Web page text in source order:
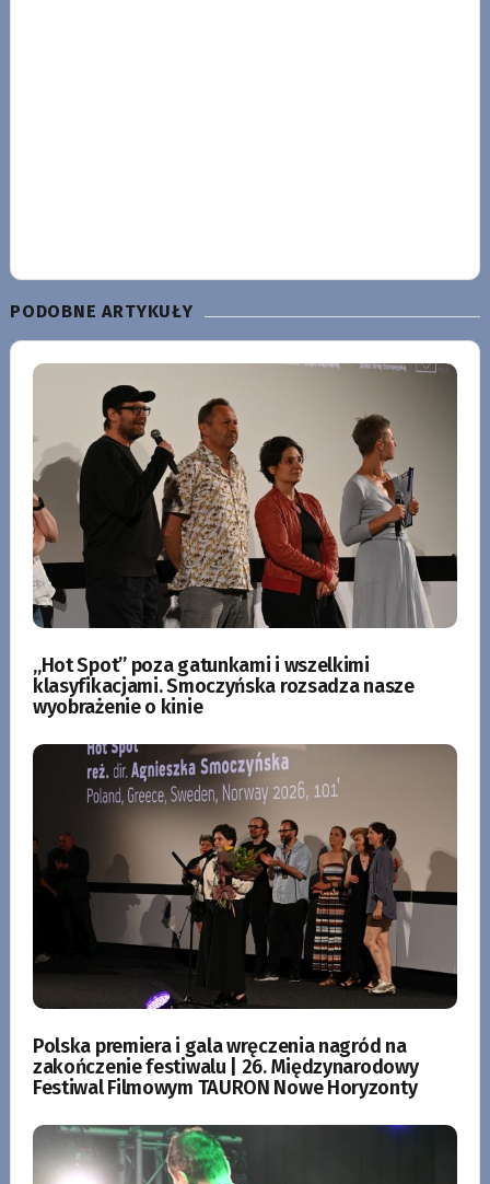
PODOBNE ARTYKUŁY
„Hot Spot” poza gatunkami i wszelkimi
klasyfikacjami. Smoczyńska rozsadza nasze
wyobrażenie o kinie
Polska premiera i gala wręczenia nagród na
zakończenie festiwalu | 26. Międzynarodowy
Festiwal Filmowym TAURON Nowe Horyzonty